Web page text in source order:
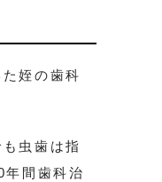
姪の歯科
虫歯は指
年間歯科治